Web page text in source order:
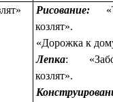
Рисование:
козлят».
«Дорожка к
Лепка:
козлят».